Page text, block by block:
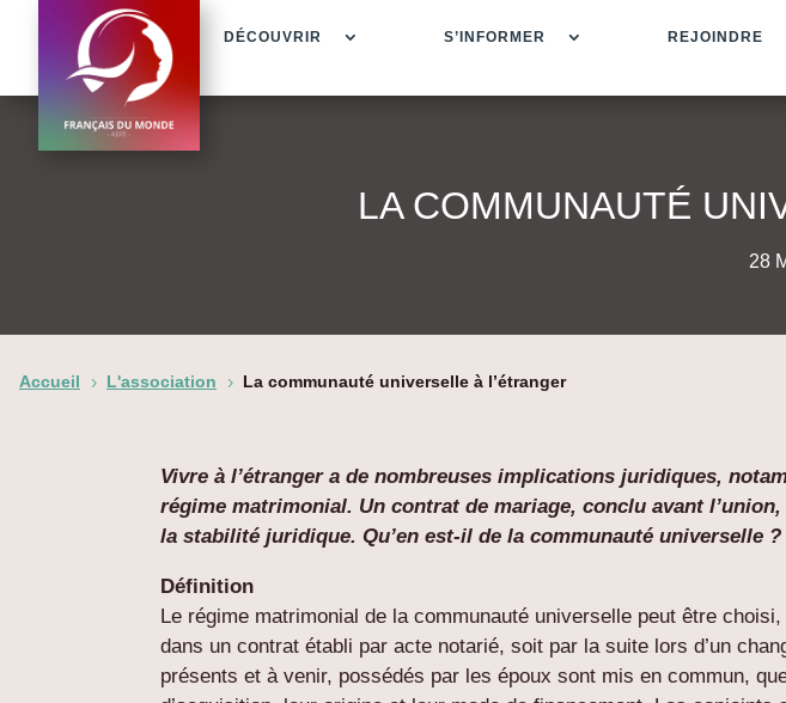
DÉCOUVRIR S’INFORMER REJOINDRE
LA COMMUNAUTÉ
28
Accueil 5 L'association 5 La communauté universelle à l’étranger
Vivre à l’étranger a de nombreuses implications juridiques,
régime matrimonial. Un contrat de mariage, conclu avant
la stabilité juridique. Qu’en est-il de la communauté universelle ?
Définition
Le régime matrimonial de la communauté universelle peut être
dans un contrat établi par acte notarié, soit par la suite lors d’un
présents et à venir, possédés par les époux sont mis en commun,